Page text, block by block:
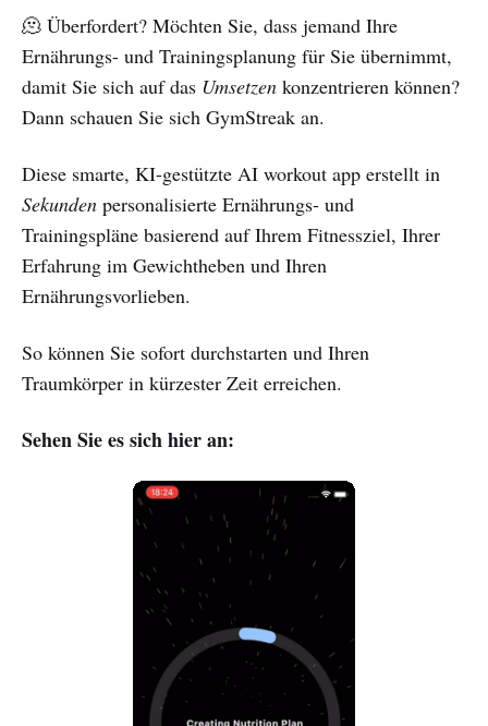
🫠 Überfordert? Möchten Sie, dass jemand Ihre
Ernährungs- und Trainingsplanung für Sie übernimmt,
damit Sie sich auf das Umsetzen konzentrieren können?
Dann schauen Sie sich GymStreak an.
Diese smarte, KI-gestützte AI workout app erstellt in
Sekunden personalisierte Ernährungs- und
Trainingspläne basierend auf Ihrem Fitnessziel, Ihrer
Erfahrung im Gewichtheben und Ihren
Ernährungsvorlieben.
So können Sie sofort durchstarten und Ihren
Traumkörper in kürzester Zeit erreichen.
Sehen Sie es sich hier an: